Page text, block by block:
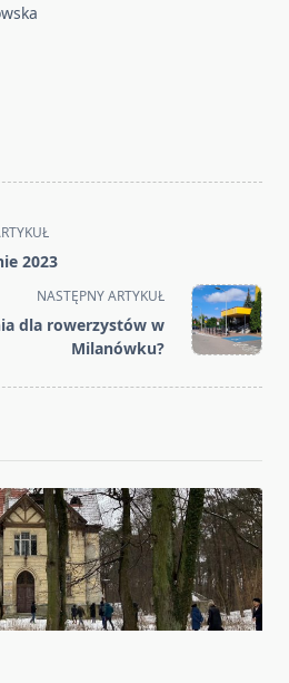
2023
NASTĘPNY ARTYKUŁ
dla rowerzystów w
Milanówku?